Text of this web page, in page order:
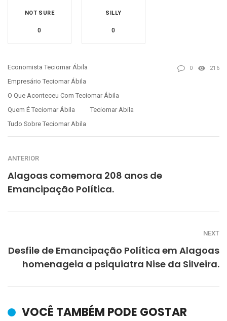
NOT SURE
0
SILLY
0
Economista Teciomar Ábila
Empresário Teciomar Ábila
O Que Aconteceu Com Teciomar Ábila
Quem É Teciomar Ábila
Teciomar Abila
Tudo Sobre Teciomar Abila
0 216
ANTERIOR
Alagoas comemora 208 anos de
Emancipação Política.
NEXT
Desfile de Emancipação Política em Alagoas
homenageia a psiquiatra Nise da Silveira.
VOCÊ TAMBÉM PODE GOSTAR